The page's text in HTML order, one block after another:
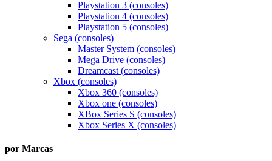
Playstation 3 (consoles)
Playstation 4 (consoles)
Playstation 5 (consoles)
Sega (consoles)
Master System (consoles)
Mega Drive (consoles)
Dreamcast (consoles)
Xbox (consoles)
Xbox 360 (consoles)
Xbox one (consoles)
XBox Series S (consoles)
Xbox Series X (consoles)
por Marcas